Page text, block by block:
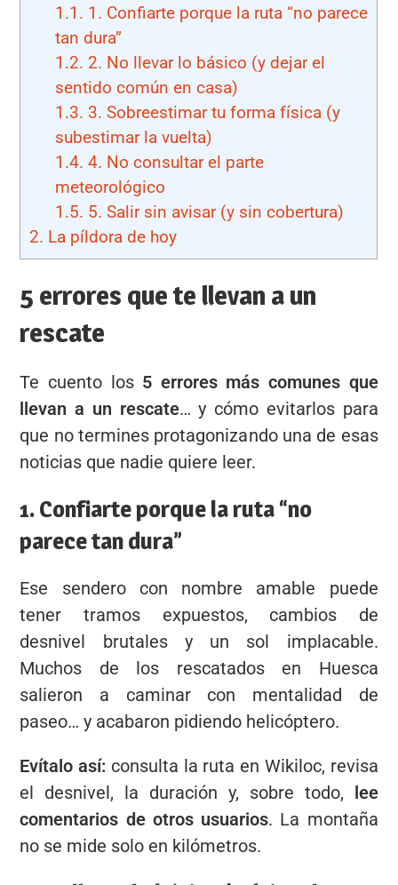
1.1. 1. Confiarte porque la ruta “no parece
tan dura”
1.2. 2. No llevar lo básico (y dejar el
sentido común en casa)
1.3. 3. Sobreestimar tu forma física (y
subestimar la vuelta)
1.4. 4. No consultar el parte
meteorológico
1.5. 5. Salir sin avisar (y sin cobertura)
2. La píldora de hoy
5 errores que te llevan a un
rescate
Te cuento los 5 errores más comunes que
llevan a un rescate… y cómo evitarlos para
que no termines protagonizando una de esas
noticias que nadie quiere leer.
1. Confiarte porque la ruta “no
parece tan dura”
Ese sendero con nombre amable puede
tener tramos expuestos, cambios de
desnivel brutales y un sol implacable.
Muchos de los rescatados en Huesca
salieron a caminar con mentalidad de
paseo… y acabaron pidiendo helicóptero.
Evítalo así: consulta la ruta en Wikiloc, revisa
el desnivel, la duración y, sobre todo, lee
comentarios de otros usuarios. La montaña
no se mide solo en kilómetros.